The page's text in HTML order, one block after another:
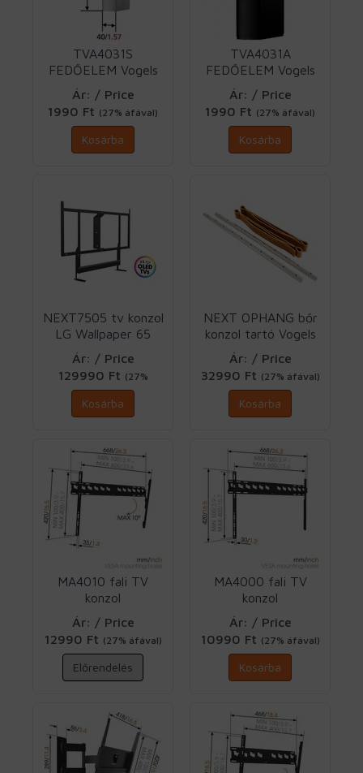
TVA4031S
FEDŐELEM Vogels
Ár: / Price
1990 Ft (27% áfával)
Kosárba
TVA4031A
FEDŐELEM Vogels
Ár: / Price
1990 Ft (27% áfával)
Kosárba
NEXT7505 tv konzol
LG Wallpaper 65
W7/W8/W9 Vogels
Ár: / Price
129990 Ft (27%
áfával)
Kosárba
NEXT OPHANG bőr
konzol tartó Vogels
Ár: / Price
32990 Ft (27% áfával)
Kosárba
MA4010 fali TV
konzol
VESA600X400
dönthető Vogels
Ár: / Price
12990 Ft (27% áfával)
Előrendelés
MA4000 fali TV
konzol
VESA600X400 fix
Vogels
Ár: / Price
10990 Ft (27% áfával)
Kosárba